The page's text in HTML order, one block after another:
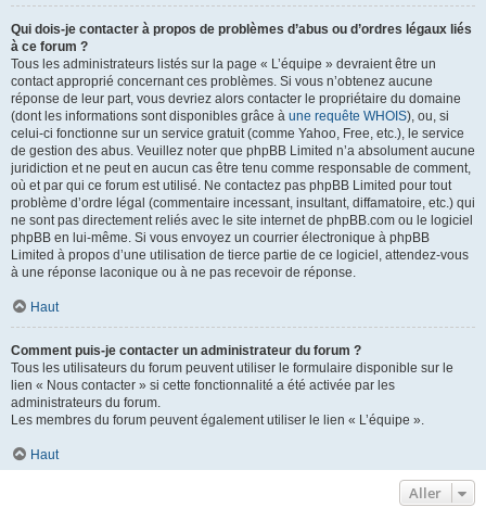
Qui dois-je contacter à propos de problèmes d’abus ou d’ordres légaux liés
à ce forum ?
Tous les administrateurs listés sur la page « L’équipe » devraient être un
contact approprié concernant ces problèmes. Si vous n’obtenez aucune
réponse de leur part, vous devriez alors contacter le propriétaire du domaine
(dont les informations sont disponibles grâce à une requête WHOIS), ou, si
celui-ci fonctionne sur un service gratuit (comme Yahoo, Free, etc.), le service
de gestion des abus. Veuillez noter que phpBB Limited n’a absolument aucune
juridiction et ne peut en aucun cas être tenu comme responsable de comment,
où et par qui ce forum est utilisé. Ne contactez pas phpBB Limited pour tout
problème d’ordre légal (commentaire incessant, insultant, diffamatoire, etc.) qui
ne sont pas directement reliés avec le site internet de phpBB.com ou le logiciel
phpBB en lui-même. Si vous envoyez un courrier électronique à phpBB
Limited à propos d’une utilisation de tierce partie de ce logiciel, attendez-vous
à une réponse laconique ou à ne pas recevoir de réponse.
Haut
Comment puis-je contacter un administrateur du forum ?
Tous les utilisateurs du forum peuvent utiliser le formulaire disponible sur le
lien « Nous contacter » si cette fonctionnalité a été activée par les
administrateurs du forum.
Les membres du forum peuvent également utiliser le lien « L’équipe ».
Haut
Aller